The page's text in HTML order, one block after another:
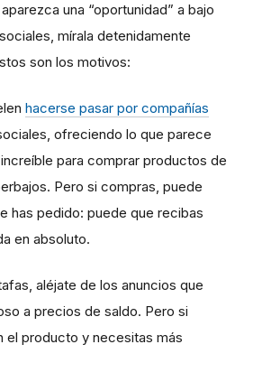
una “oportunidad” a bajo
mírala detenidamente
son los motivos:
hacerse pasar por compañías
ofreciendo lo que parece
para comprar productos de
Pero si compras, puede
has pedido: puede que recibas
en absoluto.
aléjate de los anuncios que
a precios de saldo. Pero si
el producto y necesitas más